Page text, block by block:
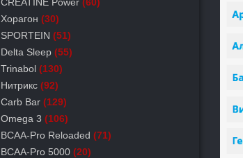
Хорагон (30)
SPORTEIN (51)
Delta Sleep (55)
Trinabol (130)
Нитрикс (92)
Carb Bar (129)
Omega 3 (106)
BCAA-Pro Reloaded (71)
BCAA-Pro 5000 (20)